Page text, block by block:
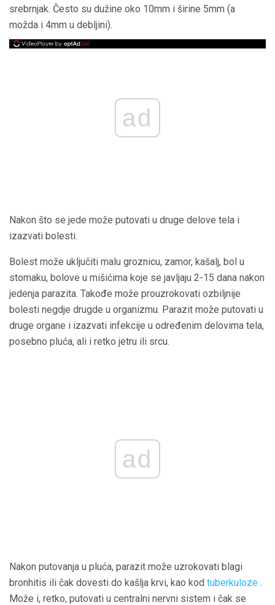
srebrnjak. Često su dužine oko 10mm i širine 5mm (a
možda i 4mm u debljini).
ad
Nakon što se jede može putovati u druge delove tela i
izazvati bolesti.
Bolest može uključiti malu groznicu, zamor, kašalj, bol u
stomaku, bolove u mišićima koje se javljaju 2-15 dana nakon
jedenja parazita. Takođe može prouzrokovati ozbiljnije
bolesti negdje drugde u organizmu. Parazit može putovati u
druge organe i izazvati infekcije u određenim delovima tela,
posebno pluća, ali i retko jetru ili srcu.
ad
Nakon putovanja u pluća, parazit može uzrokovati blagi
bronhitis ili čak dovesti do kašlja krvi, kao kod tuberkuloze .
Može i, retko, putovati u centralni nervni sistem i čak se